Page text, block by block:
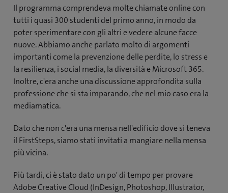
Il programma comprendeva molte chiamate online con
tutti i quasi 300 studenti del primo anno, in modo da
poter sperimentare con gli altri e vedere alcune facce
nuove. Abbiamo anche parlato molto di argomenti
importanti come la prevenzione delle perdite, lo stress e
la resilienza, i social media, la diversità e Microsoft 365.
Inoltre, c'era anche una discussione approfondita sulla
professione che si sta imparando, che nel mio caso era la
mediamatica.
Dato che non c'era una mensa nell'edificio dove si teneva
il FirstSteps, siamo stati invitati a mangiare nella mensa
più vicina.
Più tardi, ci è stato dato un po' di tempo per provare
Adobe Creative Cloud (InDesign, Photoshop, Illustrator,